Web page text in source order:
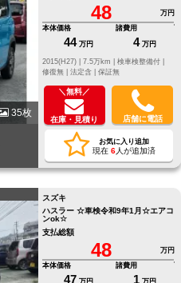
35枚
48
万円
本体価格
44 万円
諸費用
4 万円
修復無 | 法定含 | 保証無
＼無料／
在庫・見積り 店舗に電話
お気に入り追加
現在 6人が追加済
スズキ
ハスラー ☆車検令和9年1月☆エアコ
ンok☆
支払総額
48
万円
本体価格
47 万円
諸費用
1 万円